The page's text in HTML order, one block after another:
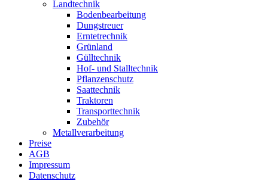
Landtechnik
Bodenbearbeitung
Dungstreuer
Erntetrechnik
Grünland
Gülltechnik
Hof- und Stalltechnik
Pflanzenschutz
Saattechnik
Traktoren
Transporttechnik
Zubehör
Metallverarbeitung
Preise
AGB
Impressum
Datenschutz